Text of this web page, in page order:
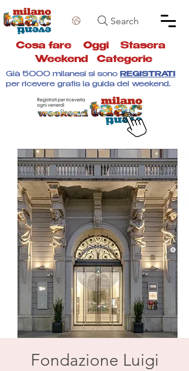
Search
Cosa fare Oggi Stasera
Weekend
Categorie
Già 5000 milanesi si sono REGISTRATI
per ricevere gratis la guida del weekend.
Fondazione Luigi